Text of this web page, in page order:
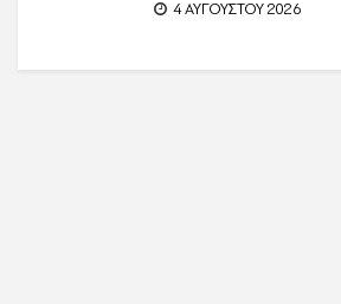
4 ΑΥΓΟΎΣΤΟΥ 2026